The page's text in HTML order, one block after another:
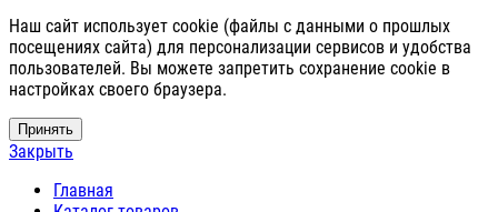
Наш сайт использует cookie (файлы с данными о прошлых
посещениях сайта) для персонализации сервисов и удобства
пользователей. Вы можете запретить сохранение cookie в
настройках своего браузера.
Принять
Закрыть
Главная